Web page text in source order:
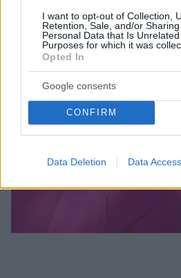
I want to opt-out of Collection,
Retention, Sale, and/or
Personal Data that Is
Purposes for which it was
Opted In
Google consents
CONFIRM
Data Deletion Data Access